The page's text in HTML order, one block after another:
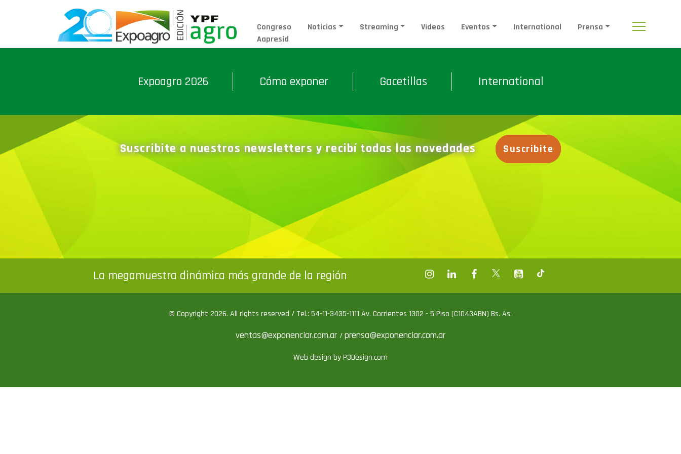
Congreso
Aapresid
Noticias Streaming Videos Eventos International Prensa
Expoagro 2026 Cómo exponer Gacetillas International
Suscribite a nuestros newsletters y recibí todas las novedades Suscribite
La megamuestra dinámica más grande de la región
© Copyright 2026. All rights reserved / Tel.: 54-11-3435-1111 Av. Corrientes 1302 - 5 Piso (C1043ABN) Bs. As.
ventas@exponenciar.com.ar /prensa@exponenciar.com.ar
Web design by P3Design.com